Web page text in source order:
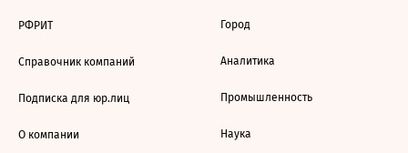
РФРИТ
Справочник компаний
Подписка для юр.лиц
О компании
Город
Аналитика
Промышленность
Наука